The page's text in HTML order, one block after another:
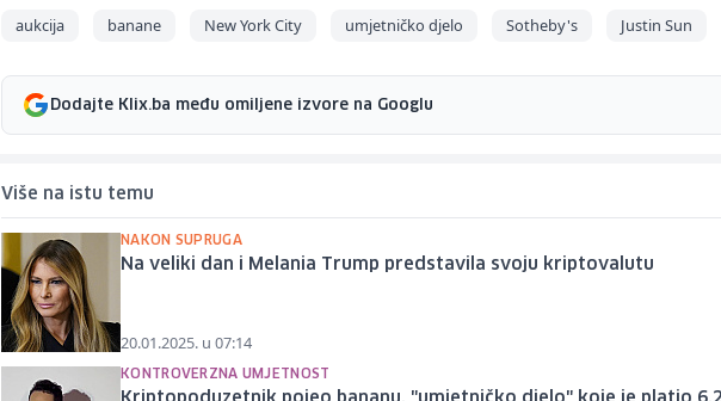
aukcija banane New York City umjetničko djelo Sotheby's Justin Sun
Dodajte Klix.ba među omiljene izvore na Googlu
Više na istu temu
NAKON SUPRUGA
Na veliki dan i Melania Trump predstavila svoju kriptovalutu
20.01.2025. u 07:14
KONTROVERZNA UMJETNOST